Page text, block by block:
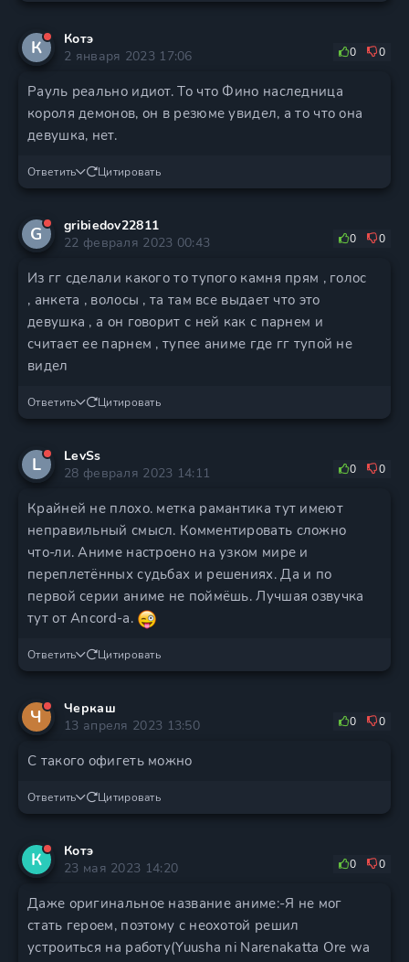
К
Котэ
2 января 2023 17:06
0 0
Рауль реально идиот. То что Фино наследница
короля демонов, он в резюме увидел, а то что она
девушка, нет.
Ответить Цитировать
G
gribiedov22811
22 февраля 2023 00:43
0 0
Из гг сделали какого то тупого камня прям , голос
, анкета , волосы , та там все выдает что это
девушка , а он говорит с ней как с парнем и
считает ее парнем , тупее аниме где гг тупой не
видел
Ответить Цитировать
L
LevSs
28 февраля 2023 14:11
0 0
Крайней не плохо. метка рамантика тут имеют
неправильный смысл. Комментировать сложно
что-ли. Аниме настроено на узком мире и
переплетённых судьбах и решениях. Да и по
первой серии аниме не поймёшь. Лучшая озвучка
тут от Ancord-а.
Ответить Цитировать
Ч
Черкаш
13 апреля 2023 13:50
0 0
С такого офигеть можно
Ответить Цитировать
К
Котэ
23 мая 2023 14:20
0 0
Даже оригинальное название аниме:-Я не мог
стать героем, поэтому с неохотой решил
устроиться на работу(Yuusha ni Narenakatta Ore wa